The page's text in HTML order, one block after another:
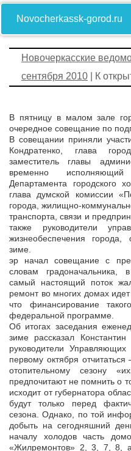
Novocherkassk-gorod.ru
Новочеркасские
сентября 2010 | К
В пятницу в малом зале
очередное совещание по
В совещании приняли
Кондратенко, глава
заместитель главы
временно исполняющий
Департамента городского
глава думской комиссии
города, жилищно-
транспорта, связи и
также руководители
жизнеобеспечения города,
зиме.
эр начал совещание с
словам градоначальника,
самый настоящий поток
ремонт во многих домах
что финансирование
федеральной программе.
Об итогах заседания
зиме рассказал
руководители
первому октября
отопительному сезону
предпочитают не помнить о
исходит от губернатора
будут только перед
сезона. Однако, по той
добыть на сегодняшний
началу холодов часть
«Жилремонтов» 2, 3, 7, 8,